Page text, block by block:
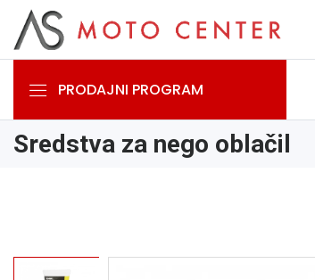
PRODAJNI PROGRAM
Sredstva za nego oblačil